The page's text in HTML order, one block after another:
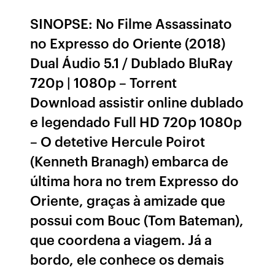
SINOPSE: No Filme Assassinato
no Expresso do Oriente (2018)
Dual Áudio 5.1 / Dublado BluRay
720p | 1080p – Torrent
Download assistir online dublado
e legendado Full HD 720p 1080p
– O detetive Hercule Poirot
(Kenneth Branagh) embarca de
última hora no trem Expresso do
Oriente, graças à amizade que
possui com Bouc (Tom Bateman),
que coordena a viagem. Já a
bordo, ele conhece os demais